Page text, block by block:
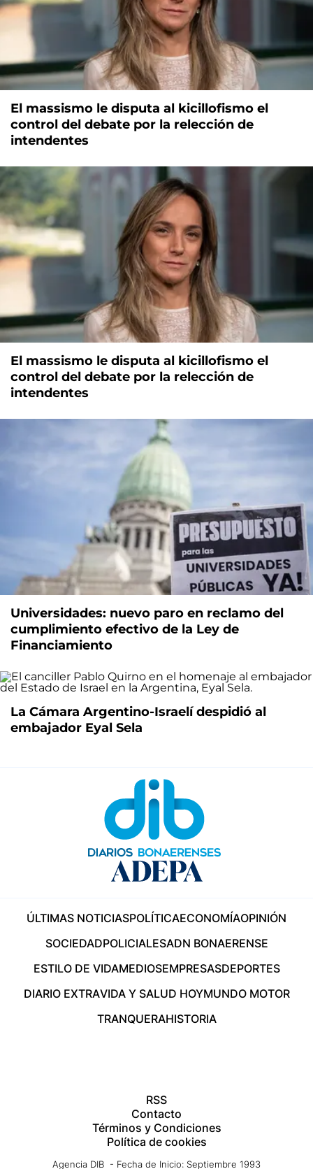
El massismo le disputa al kicillofismo el
control del debate por la relección de
intendentes
El massismo le disputa al kicillofismo el
control del debate por la relección de
intendentes
Universidades: nuevo paro en reclamo del
cumplimiento efectivo de la Ley de
Financiamiento
La Cámara Argentino-Israelí despidió al
embajador Eyal Sela
ÚLTIMAS NOTICIASPOLÍTICAECONOMÍAOPINIÓN
SOCIEDADPOLICIALESADN BONAERENSE
ESTILO DE VIDAMEDIOSEMPRESASDEPORTES
DIARIO EXTRAVIDA Y SALUD HOYMUNDO MOTOR
TRANQUERAHISTORIA
RSS
Contacto
Términos y Condiciones
Política de cookies
Agencia DIB - Fecha de Inicio: Septiembre 1993